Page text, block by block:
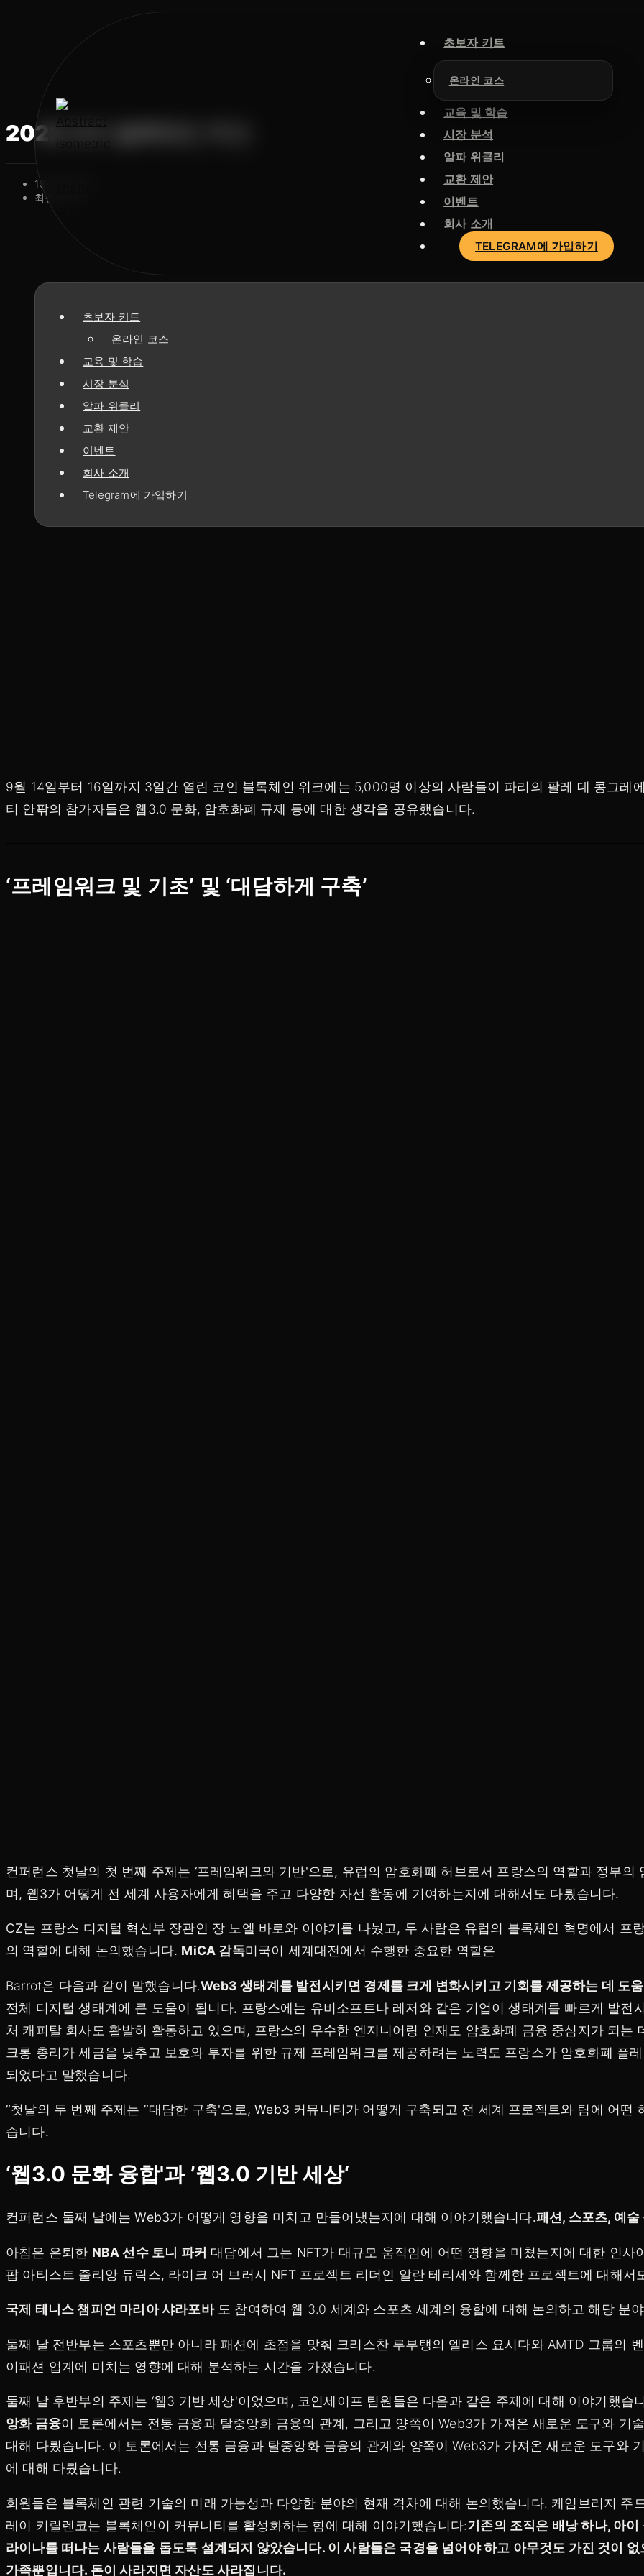
너
초보자 키트
온라인 코스
교육 및 학습
시장 분석
알파 위클리
교환 제안
이벤트
회사 소개
TELEGRAM에 가입하기
초보자 키트
온라인 코스
교육 및 학습
시장 분석
알파 위클리
교환 제안
이벤트
회사 소개
Telegram에 가입하기
2022 파리 블록체인 주간
게
시
습
13/10/2022
게
최신 기사
9월 14일부터 16일까지 3일간 열린 코인 블록체인 위크에는 5,000명 이상의 사람들이 파리의 팔레 데 콩그레
티 안팎의 참가자들은 웹3.0 문화, 암호화폐 규제 등에 대한 생각을 공유했습니다.
‘프레임워크 및 기초’ 및 ‘대담하게 구축’
컨퍼런스 첫날의 첫 번째 주제는 ‘프레임워크와 기반'으로, 유럽의 암호화폐 허브로서 프랑스의 역할과 정부의
며, 웹3가 어떻게 전 세계 사용자에게 혜택을 주고 다양한 자선 활동에 기여하는지에 대해서도 다뤘습니다.
CZ는 프랑스 디지털 혁신부 장관인 장 노엘 바로와 이야기를 나눴고, 두 사람은 유럽의 블록체인 혁명에서 프
의 역할에 대해 논의했습니다. MiCA 감독미국이 세계대전에서 수행한 중요한 역할은
Barrot은 다음과 같이 말했습니다.Web3 생태계를 발전시키면 경제를 크게 변화시키고 기회를 제공하는 데 도
전체 디지털 생태계에 큰 도움이 됩니다. 프랑스에는 유비소프트나 레저와 같은 기업이 생태계를 빠르게 발전
처 캐피탈 회사도 활발히 활동하고 있으며, 프랑스의 우수한 엔지니어링 인재도 암호화폐 금융 중심지가 되는
크롱 총리가 세금을 낮추고 보호와 투자를 위한 규제 프레임워크를 제공하려는 노력도 프랑스가 암호화폐 플
되었다고 말했습니다.
“첫날의 두 번째 주제는 ”대담한 구축'으로, Web3 커뮤니티가 어떻게 구축되고 전 세계 프로젝트와 팀에 어떤
습니다.
‘웹3.0 문화 융합'과 ’웹3.0 기반 세상‘
컨퍼런스 둘째 날에는 Web3가 어떻게 영향을 미치고 만들어냈는지에 대해 이야기했습니다.패션, 스포츠, 예술
아침은 은퇴한 NBA 선수 토니 파커 대담에서 그는 NFT가 대규모 움직임에 어떤 영향을 미쳤는지에 대한 인사
팝 아티스트 줄리앙 듀릭스, 라이크 어 브러시 NFT 프로젝트 리더인 알란 테리세와 함께한 프로젝트에 대해서
국제 테니스 챔피언 마리아 샤라포바도 참여하여 웹 3.0 세계와 스포츠 세계의 융합에 대해 논의하고 해당 분
둘째 날 전반부는 스포츠뿐만 아니라 패션에 초점을 맞춰 크리스찬 루부탱의 엘리스 요시다와 AMTD 그룹의
이패션 업계에 미치는 영향에 대해 분석하는 시간을 가졌습니다.
둘째 날 후반부의 주제는 ‘웹3 기반 세상'이었으며, 코인세이프 팀원들은 다음과 같은 주제에 대해 이야기했습
앙화 금융이 토론에서는 전통 금융과 탈중앙화 금융의 관계, 그리고 양쪽이 Web3가 가져온 새로운 도구와 기
대해 다뤘습니다. 이 토론에서는 전통 금융과 탈중앙화 금융의 관계와 양쪽이 Web3가 가져온 새로운 도구와
에 대해 다뤘습니다.
회원들은 블록체인 관련 기술의 미래 가능성과 다양한 분야의 현재 격차에 대해 논의했습니다. 케임브리지 주
레이 키릴렌코는 블록체인이 커뮤니티를 활성화하는 힘에 대해 이야기했습니다:기존의 조직은 배낭 하나, 아
라이나를 떠나는 사람들을 돕도록 설계되지 않았습니다. 이 사람들은 국경을 넘어야 하고 아무것도 가진 것이
가족뿐입니다. 돈이 사라지면 자산도 사라집니다.